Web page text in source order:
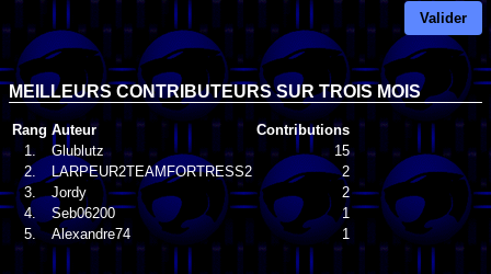
Valider
MEILLEURS CONTRIBUTEURS SUR TROIS MOIS
Rang Auteur
Contributions
1.
Glublutz
15
2.
LARPEUR2TEAMFORTRESS2
2
3.
Jordy
2
4.
Seb06200
1
5.
Alexandre74 1